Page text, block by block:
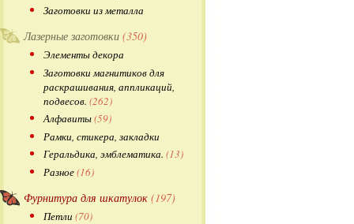
Заготовки из металла
Лазерные заготовки (350)
Элементы декора
Заготовки магнитиков для
раскрашивания, аппликаций,
подвесов. (262)
Алфавиты(59)
Рамки, стикера, закладки
Геральдика, эмблематика. (13)
Разное(16)
Фурнитура для шкатулок (197)
Петли (70)